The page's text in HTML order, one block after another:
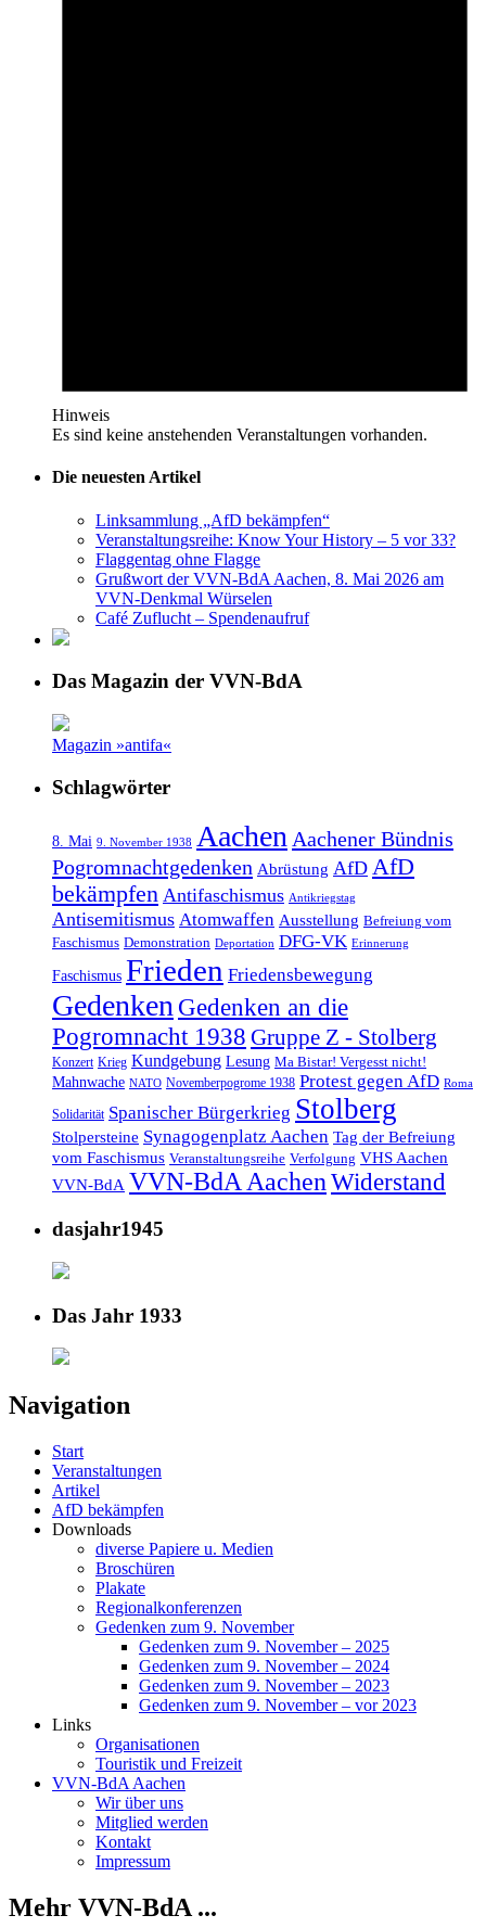
Hinweis
Es sind keine anstehenden Veranstaltungen vorhanden.
Die neuesten Artikel
Linksammlung „AfD bekämpfen“
Veranstaltungsreihe: Know Your History – 5 vor 33?
Flaggentag ohne Flagge
Grußwort der VVN-BdA Aachen, 8. Mai 2026 am
VVN-Denkmal Würselen
Café Zuflucht – Spendenaufruf
Das Magazin der VVN-BdA
Magazin »antifa«
Schlagwörter
8. Mai 9. November 1938 AachenAachener Bündnis
Pogromnachtgedenken Abrüstung AfD AfD
bekämpfen Antifaschismus Antikriegstag
Antisemitismus Atomwaffen Ausstellung Befreiung vom
Faschismus Demonstration Deportation DFG-VK Erinnerung
Faschismus Frieden Friedensbewegung
Gedenken Gedenken an die
Pogromnacht 1938 Gruppe Z - Stolberg
Konzert Krieg Kundgebung Lesung Ma Bistar! Vergesst nicht!
Mahnwache NATO Novemberpogrome 1938 Protest gegen AfD Roma
Solidarität Spanischer Bürgerkrieg Stolberg
Stolpersteine Synagogenplatz Aachen Tag der Befreiung
vom Faschismus Veranstaltungsreihe Verfolgung VHS Aachen
VVN-BdA VVN-BdA AachenWiderstand
dasjahr1945
Das Jahr 1933
Navigation
Start
Veranstaltungen
Artikel
AfD bekämpfen
Downloads
diverse Papiere u. Medien
Broschüren
Plakate
Regionalkonferenzen
Gedenken zum 9. November
Gedenken zum 9. November – 2025
Gedenken zum 9. November – 2024
Gedenken zum 9. November – 2023
Gedenken zum 9. November – vor 2023
Links
Organisationen
Touristik und Freizeit
VVN-BdA Aachen
Wir über uns
Mitglied werden
Kontakt
Impressum
Mehr VVN-BdA ...